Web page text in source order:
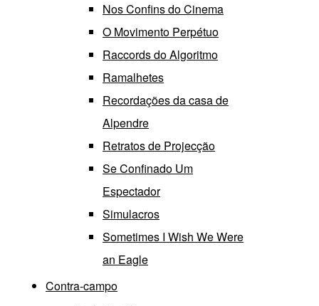
Nos Confins do Cinema
O Movimento Perpétuo
Raccords do Algoritmo
Ramalhetes
Recordações da casa de
Alpendre
Retratos de Projecção
Se Confinado Um
Espectador
Simulacros
Sometimes I Wish We Were
an Eagle
Contra-campo